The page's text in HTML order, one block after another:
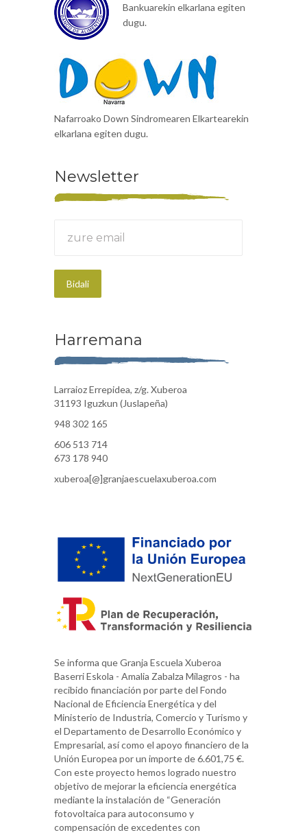
Bankuarekin elkarlana egiten
dugu.
Nafarroako Down Sindromearen Elkartearekin
elkarlana egiten dugu.
Newsletter
Harremana
Larraioz Errepidea, z/g. Xuberoa
31193 Iguzkun (Juslapeña)
948 302 165
606 513 714
673 178 940
xuberoa[@]granjaescuelaxuberoa.com
Se informa que Granja Escuela Xuberoa
Baserri Eskola - Amalia Zabalza Milagros - ha
recibido financiación por parte del Fondo
Nacional de Eficiencia Energética y del
Ministerio de Industria, Comercio y Turismo y
el Departamento de Desarrollo Económico y
Empresarial, así como el apoyo financiero de la
Unión Europea por un importe de 6.601,75 €.
Con este proyecto hemos logrado nuestro
objetivo de mejorar la eficiencia energética
mediante la instalación de “Generación
fotovoltaica para autoconsumo y
compensación de excedentes con